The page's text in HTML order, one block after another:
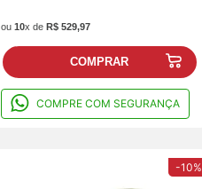
ou 10x de R$ 529,97
COMPRAR
COMPRE COM SEGURANÇA
-10%